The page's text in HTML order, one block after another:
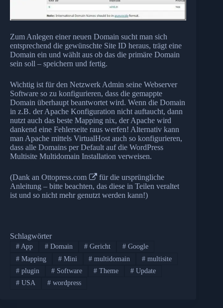
Zum Anlegen einer neuen Domain sucht man sich
entsprechend die gewünschte Site ID heraus, trägt eine
Domain ein und wählt aus ob das die primäre Domain
sein soll – speichern und fertig.
Wichtig ist für den Netzwerk Admin seine Webserver
Software so zu konfigurieren, dass die gemappte
Domain überhaupt beantwortet wird. Wenn die Domain
in z.B. der Apache Konfiguration nicht auftaucht, dann
nutzt auch das beste Mapping nix, der Apache wird
dankend eine Fehlerseite raus werfen! Alternativ kann
man Apache mittels VirtualHost auch so konfigurieren,
dass alle Domains per Default auf die WordPress
Multisite Multidomain Installation verweisen.
(Dank an Ottopress.com
für die ursprüngliche
Anleitung – bitte beachten, das diese in Teilen veraltet
ist und so nicht mehr genutzt werden kann!)
Schlagwörter
#App #Domain # Gericht # Google
#Mapping #Mini # multidomain # multisite
#plugin #Software # Theme # Update
#USA #wordpress